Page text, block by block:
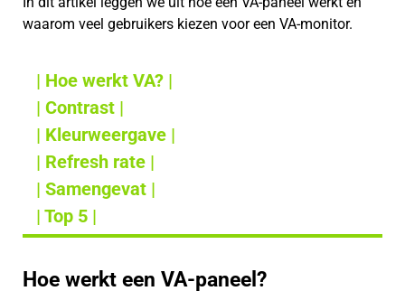
waarom veel gebruikers kiezen voor een VA-monitor.
| Hoe werkt VA? |
| Contrast |
| Kleurweergave |
| Refresh rate |
| Samengevat |
| Top 5 |
Hoe werkt een VA-paneel?